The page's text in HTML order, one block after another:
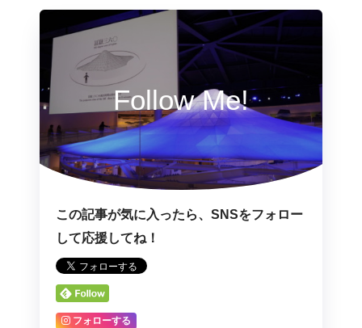
Follow Me!
この記事が気に入ったら、SNSをフォロー
して応援してね！
フォローする